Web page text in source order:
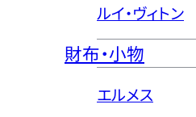
ルイ・ヴィトン
財布・小物
エルメス